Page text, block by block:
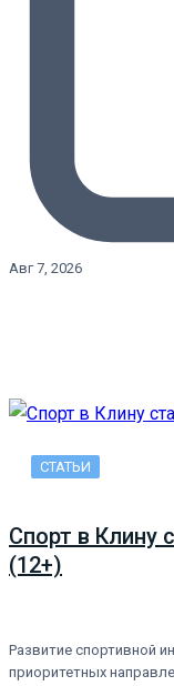
Авг 7, 2026
СТАТЬИ
Спорт в Клину
(12+)
Развитие спортивной
приоритетных